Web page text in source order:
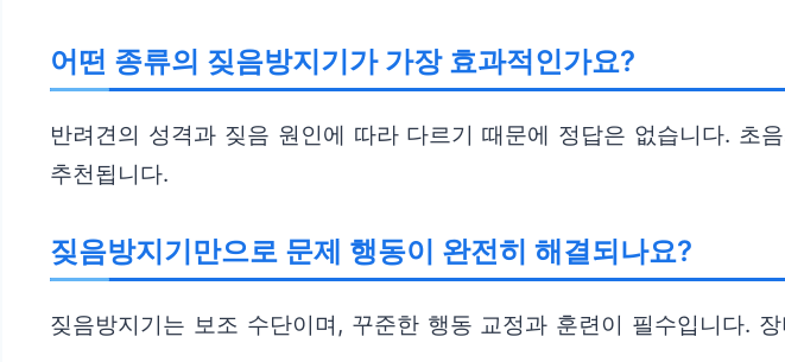
어떤 종류의 짖음방지기가 가장 효과적인가요?
반려견의 성격과 짖음 원인에 따라 다르기 때문에 정답은 없습니다. 초
추천됩니다.
짖음방지기만으로 문제 행동이 완전히 해결되나요?
짖음방지기는 보조 수단이며, 꾸준한 행동 교정과 훈련이 필수입니다.